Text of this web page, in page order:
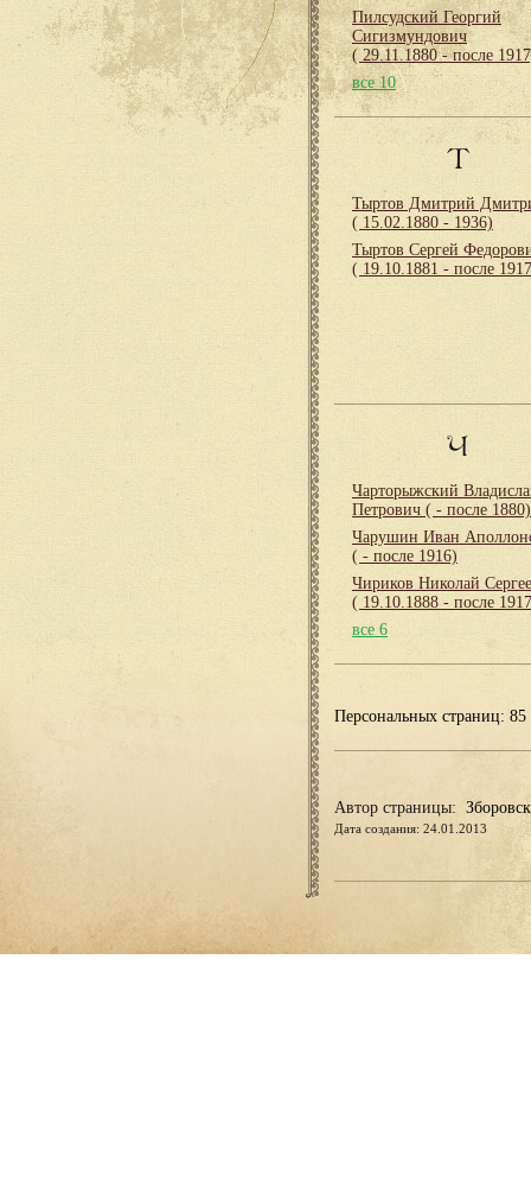
Пилсудский Георгий
Сигизмундович
( 29.11.1880 - после
все 10
Т
Тыртов Дмитрий
( 15.02.1880 - 1936)
Тыртов Сергей
( 19.10.1881 - после
Ч
Чарторыжский
Петрович ( - после 1880)
Чарушин Иван
( - после 1916)
Чириков Николай
( 19.10.1888 - после
все 6
Персональных страниц: 85
Автор страницы:
Дата создания: 24.01.2013